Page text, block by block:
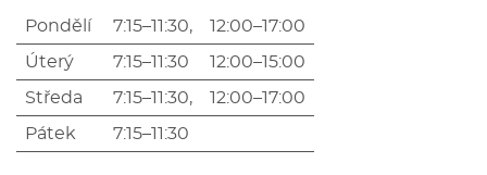
Pondělí 7:15–11:30, 12:00–17:00
Úterý 7:15–11:30 12:00–15:00
Středa 7:15–11:30, 12:00–17:00
Pátek 7:15–11:30